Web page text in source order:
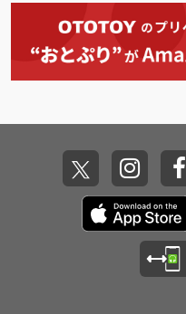
には、『ミュージッ
ク・ファッション・フ
ィルム』を象徴するジ
ョン・ケール、マー
の３人が登場。３人の
ーxcxの存在を確かに
感じさせるヴィヴィッ
ドなモノクロームのポ
ートレートにも注目！